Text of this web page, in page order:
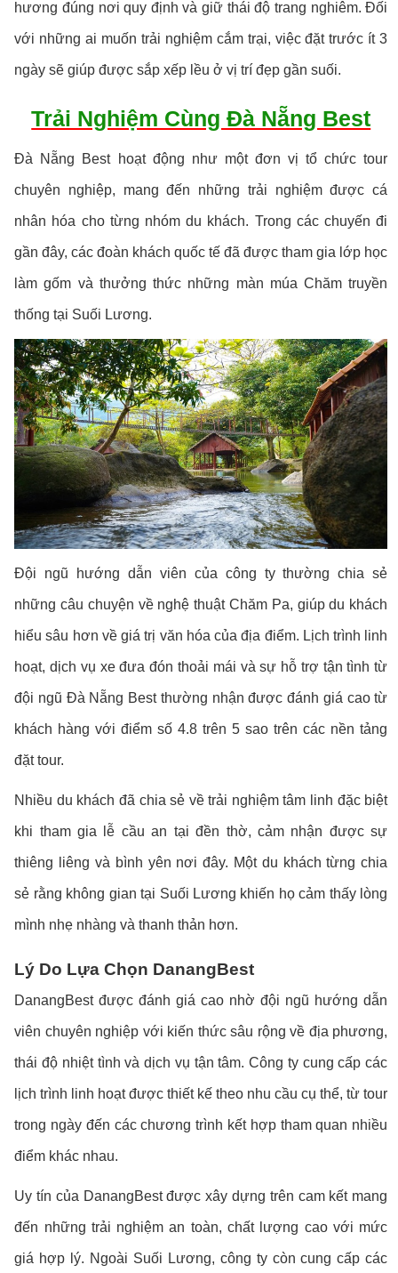
hương đúng nơi quy định và giữ thái độ trang nghiêm. Đối
với những ai muốn trải nghiệm cắm trại, việc đặt trước ít 3
ngày sẽ giúp được sắp xếp lều ở vị trí đẹp gần suối.
Trải Nghiệm Cùng Đà Nẵng Best
Đà Nẵng Best hoạt động như một đơn vị tổ chức tour
chuyên nghiệp, mang đến những trải nghiệm được cá
nhân hóa cho từng nhóm du khách. Trong các chuyến đi
gần đây, các đoàn khách quốc tế đã được tham gia lớp học
làm gốm và thưởng thức những màn múa Chăm truyền
thống tại Suối Lương.
Đội ngũ hướng dẫn viên của công ty thường chia sẻ
những câu chuyện về nghệ thuật Chăm Pa, giúp du khách
hiểu sâu hơn về giá trị văn hóa của địa điểm. Lịch trình linh
hoạt, dịch vụ xe đưa đón thoải mái và sự hỗ trợ tận tình từ
đội ngũ Đà Nẵng Best thường nhận được đánh giá cao từ
khách hàng với điểm số 4.8 trên 5 sao trên các nền tảng
đặt tour.
Nhiều du khách đã chia sẻ về trải nghiệm tâm linh đặc biệt
khi tham gia lễ cầu an tại đền thờ, cảm nhận được sự
thiêng liêng và bình yên nơi đây. Một du khách từng chia
sẻ rằng không gian tại Suối Lương khiến họ cảm thấy lòng
mình nhẹ nhàng và thanh thản hơn.
Lý Do Lựa Chọn DanangBest
DanangBest được đánh giá cao nhờ đội ngũ hướng dẫn
viên chuyên nghiệp với kiến thức sâu rộng về địa phương,
thái độ nhiệt tình và dịch vụ tận tâm. Công ty cung cấp các
lịch trình linh hoạt được thiết kế theo nhu cầu cụ thể, từ tour
trong ngày đến các chương trình kết hợp tham quan nhiều
điểm khác nhau.
Uy tín của DanangBest được xây dựng trên cam kết mang
đến những trải nghiệm an toàn, chất lượng cao với mức
giá hợp lý. Ngoài Suối Lương, công ty còn cung cấp các